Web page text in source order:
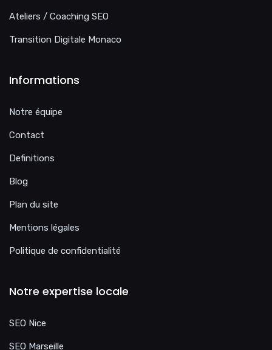
Ateliers / Coaching SEO
Transition Digitale Monaco
Informations
Notre équipe
Contact
Definitions
Blog
Plan du site
Mentions légales
Politique de confidentialité
Notre expertise locale
SEO Nice
SEO Marseille